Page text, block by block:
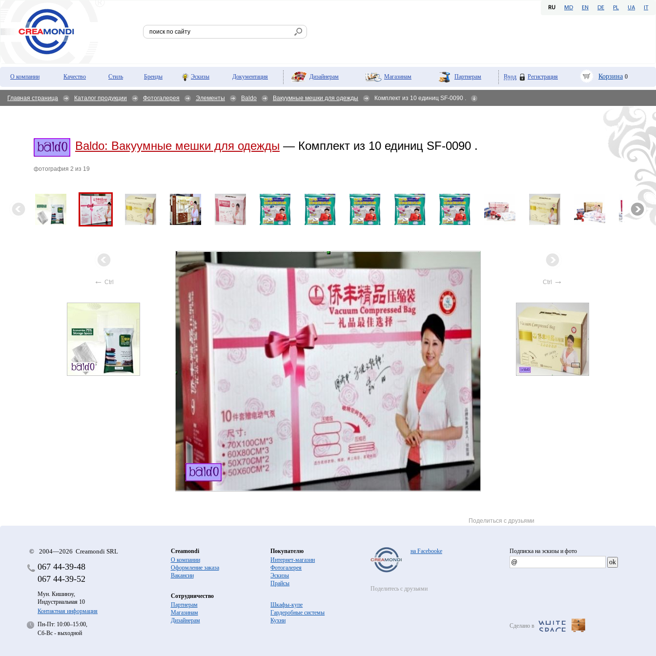
RU MD EN DE PL UA IT
О компании Качество Стиль Бренды Эскизы Документация Дизайнерам Магазинам Партнерам Вход Регистрация Корзина 0
Главная страница Каталог продукции Фотогалерея Элементы Baldo Вакуумные мешки для одежды Комплект из 10 единиц SF-0090 .
Baldo: Вакуумные мешки для одежды — Комплект из 10 единиц SF-0090 .
фотография 2 из 19
← Ctrl Ctrl →
Поделиться с друзьями
© 2004—2026 Creamondi SRL
067 44-39-48
067 44-39-52
Мун. Кишинэу,
Индустриальная 10
Контактная информация
Пн-Пт: 10:00–15:00,
Сб-Вс - выходной
Creamondi
О компании
Оформление заказа
Вакансии
Покупателю
Интернет-магазин
Фотогалерея
Эскизы
Прайсы
Сотрудничество
Партнерам
Магазинам
Дизайнерам
Шкафы-купе
Гардеробные системы
Кухни
на Facebooke
Поделитесь с друзьями
Подписка на эскизы и фото
Сделано в